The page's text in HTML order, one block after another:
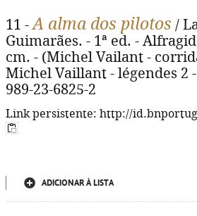
11 -A alma dos pilotos /
Guimarães. - 1ª ed. -
cm. - (Michel Vailant -
Michel Vaillant - légendes 2
989-23-6825-2
Link persistente: http://
ADICIONAR À LISTA